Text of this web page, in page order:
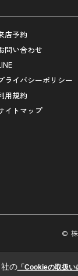
店予約
問い合わせ
ライバシーポリシー
用規約
イトマップ
© 株
の「Cookieの取扱い